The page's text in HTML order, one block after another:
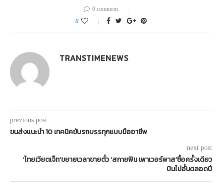
0 comment
0
TRANSTIMENEWS
previous post
ขนส่งแนะนำ 10 เทคนิคขับรถบรรทุกแบบมืออาชีพ
next post
‘ไทยเวียตเจ็ท’ขยายเวลาขายตั๋ว ‘สกายฟัน เพาเวอร์พาส’ซื้อครั้งเดียว
บินไม่อั้นตลอดปี